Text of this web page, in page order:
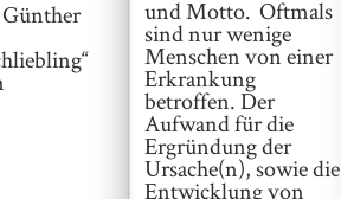
und Motto. Oftmals
sind nur wenige
Menschen von einer
Erkrankung
betroffen. Der
Aufwand für die
Ergründung der
Ursache(n), sowie die
Entwicklung von